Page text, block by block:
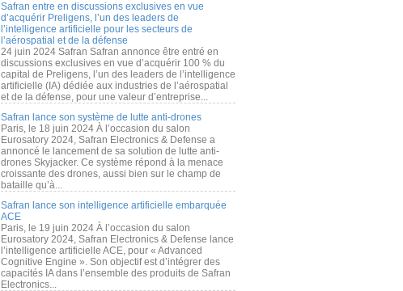
Safran entre en discussions exclusives en vue
d’acquérir Preligens, l’un des leaders de
l’intelligence artificielle pour les secteurs de
l’aérospatial et de la défense
24 juin 2024 Safran Safran annonce être entré en
discussions exclusives en vue d’acquérir 100 % du
capital de Preligens, l’un des leaders de l’intelligence
artificielle (IA) dédiée aux industries de l’aérospatial
et de la défense, pour une valeur d’entreprise...
Safran lance son système de lutte anti-drones
Paris, le 18 juin 2024 À l’occasion du salon
Eurosatory 2024, Safran Electronics & Defense a
annoncé le lancement de sa solution de lutte anti-
drones Skyjacker. Ce système répond à la menace
croissante des drones, aussi bien sur le champ de
bataille qu’à...
Safran lance son intelligence artificielle embarquée
ACE
Paris, le 19 juin 2024 À l’occasion du salon
Eurosatory 2024, Safran Electronics & Defense lance
l’intelligence artificielle ACE, pour « Advanced
Cognitive Engine ». Son objectif est d’intégrer des
capacités IA dans l’ensemble des produits de Safran
Electronics...